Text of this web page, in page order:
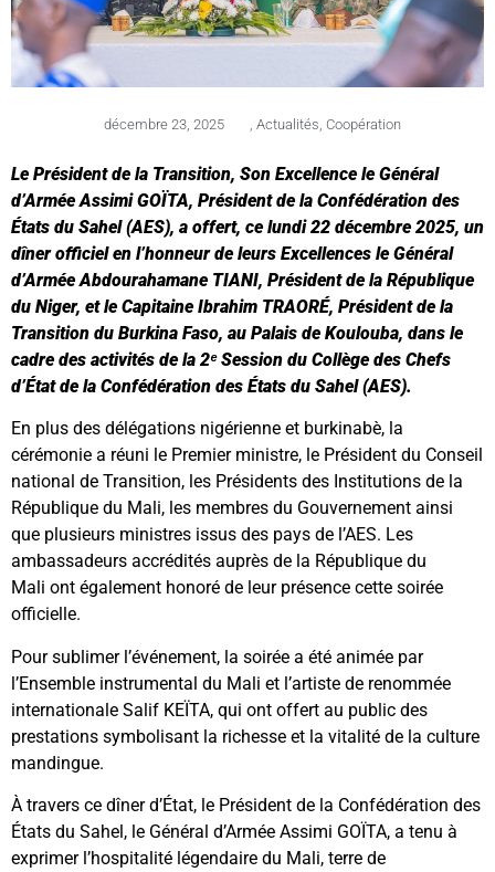
décembre 23, 2025 Actualités Coopération
Le Président de la Transition, Son Excellence le Général
d’Armée Assimi GOÏTA, Président de la Confédération des
États du Sahel (AES), a offert, celundi 22 décembre 2025, un
dîner officielen l’honneur deleurs Excellences le Général
d’Armée Abdourahamane TIANI, Président de la République
du Niger, etle Capitaine Ibrahim TRAORÉ, Président de la
Transition du Burkina Faso, au Palais de Koulouba, dans le
cadre des activités de la 2ᵉ Session du Collège des Chefs
d’État de la Confédération des États du Sahel (AES).
En plus des délégations nigérienne et burkinabè, la
cérémonie a réuni le Premier ministre, le Président du Conseil
national de Transition, les Présidents des Institutions de la
République du Mali, les membres du Gouvernement ainsi
que plusieurs ministres issus des pays de l’AES. Les
ambassadeurs accrédités auprès de la République du
Mali ont également honoré de leur présence cette soirée
officielle.
Pour sublimer l’événement, la soirée a été animée par
l’Ensemble instrumental du Mali et l’artiste de renommée
internationale Salif KEÏTA, qui ont offert au public des
prestations symbolisant la richesse et la vitalité de la culture
mandingue.
À travers ce dîner d’État, le Président de la Confédération des
États du Sahel, le Général d’Armée Assimi GOÏTA, a tenu à
exprimer l’hospitalité légendaire du Mali, terre de